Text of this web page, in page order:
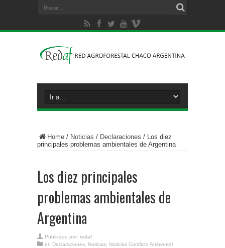
Home / Noticias / Declaraciones / Los diez
principales problemas ambientales de Argentina
Los diez principales
problemas ambientales de
Argentina
Publicado por: redaf
en Declaraciones Noticias
Noticias Conflicto Ambiental